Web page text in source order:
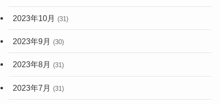
2023年10月 (31)
2023年9月 (30)
2023年8月 (31)
2023年7月 (31)